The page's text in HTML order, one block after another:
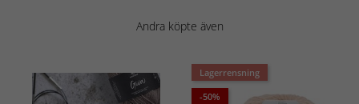
Andra köpte även
Lagerrensning
-50%